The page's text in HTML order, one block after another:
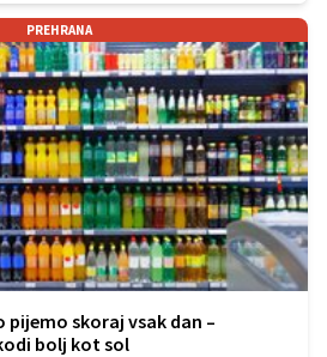
PREHRANA
skoraj vsak dan –
bolj kot sol